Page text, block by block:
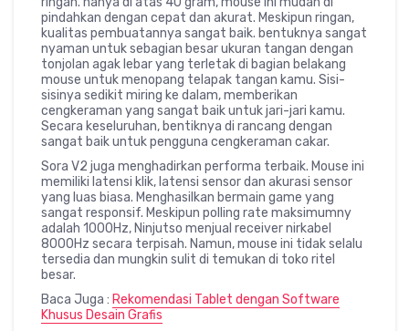
pindahkan dengan cepat dan akurat. Meskipun ringan,
kualitas pembuatannya sangat baik. bentuknya sangat
nyaman untuk sebagian besar ukuran tangan dengan
tonjolan agak lebar yang terletak di bagian belakang
mouse untuk menopang telapak tangan kamu. Sisi-
sisinya sedikit miring ke dalam, memberikan
cengkeraman yang sangat baik untuk jari-jari kamu.
Secara keseluruhan, bentiknya di rancang dengan
sangat baik untuk pengguna cengkeraman cakar.
Sora V2 juga menghadirkan performa terbaik. Mouse ini
memiliki latensi klik, latensi sensor dan akurasi sensor
yang luas biasa. Menghasilkan bermain game yang
sangat responsif. Meskipun polling rate maksimumny
adalah 1000Hz, Ninjutso menjual receiver nirkabel
8000Hz secara terpisah. Namun, mouse ini tidak selalu
tersedia dan mungkin sulit di temukan di toko ritel
besar.
Baca Juga : Rekomendasi Tablet dengan Software
Khusus Desain Grafis